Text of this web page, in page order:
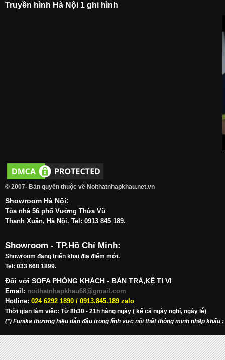
Truyền hình Hà Nội 1 ghi hình
© 2007- Bản quyền thuộc về Noithatnhapkhau.net.vn
Showroom Hà Nội:
Tòa nhà 56 phố Vường Thừa Vũ
Thanh Xuân, Hà Nội. Tel: 0913 845 189.
Showroom - TP.Hồ Chí Minh:
Showroom đang triển khai địa điểm mới.
Tel: 033 668 1899.
Đối với SOFA PHÒNG KHÁCH - BÀN TRÀ,KỆ TI VI
Email: noithatnhapkhau68@gmail.com
Hotline: 024 6292 1890 / 0913.845.189 zalo
Thời gian làm việc: Từ 8h30 - 21h hàng ngày ( kể cả ngày nghỉ, ngày lễ)
(*) Funika thương hiệu dẫn đầu trong lĩnh vực nội thất thông minh nhập khẩu :